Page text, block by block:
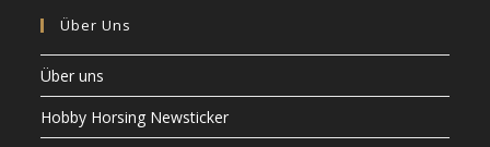
Über Uns
Über uns
Hobby Horsing Newsticker